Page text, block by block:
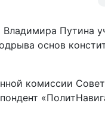
Путина
основ
комиссии